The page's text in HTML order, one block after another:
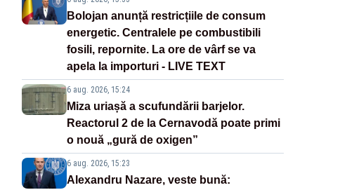
Bolojan anunță restricțiile de consum
energetic. Centralele pe combustibili
fosili, repornite. La ore de vârf se va
apela la importuri - LIVE TEXT
6 aug. 2026, 15:24
Miza uriașă a scufundării barjelor.
Reactorul 2 de la Cernavodă poate primi
o nouă „gură de oxigen”
6 aug. 2026, 15:23
Alexandru Nazare, veste bună: